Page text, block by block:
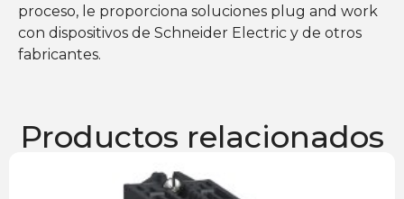
proceso, le proporciona soluciones plug and work
con dispositivos de Schneider Electric y de otros
fabricantes.
Productos relacionados